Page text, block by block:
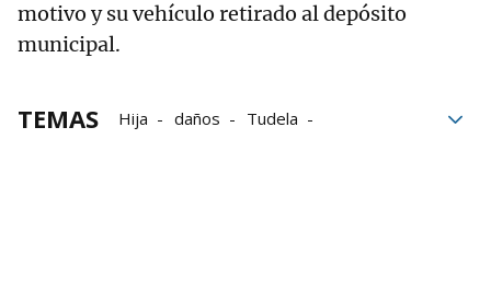
motivo y su vehículo retirado al depósito
municipal.
TEMAS Hija daños
Tudela